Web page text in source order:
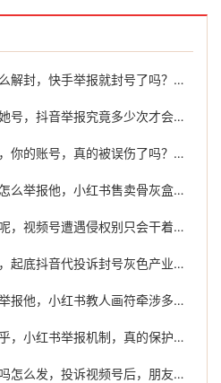
举报就封号了吗？真相可能和你想的不一样
究竟多少次才会被永久封号？关键证据决定结果
的被误伤了吗？那份帮你申诉背后的冷思考
书售卖骨灰盒引发争议，法律边界与举报维权指南
侵权别只会干着急，这份高效维权指南请查收
抖音举报封号最有用的说法，起底抖音代投诉封号灰色产业链，收费几百到上千，风险远超你的想象
小红书教人画符违法吗怎么举报他，小红书教人画符牵涉多重法律风险，专家提醒遇此情况应果断举报
小红书举报人会被看见吗知乎，小红书举报机制，真的保护举报人吗？
投诉视频号后朋友圈还能发吗怎么发，投诉视频号后，朋友圈功能会被牵连吗？一文讲透维权与使用的边界